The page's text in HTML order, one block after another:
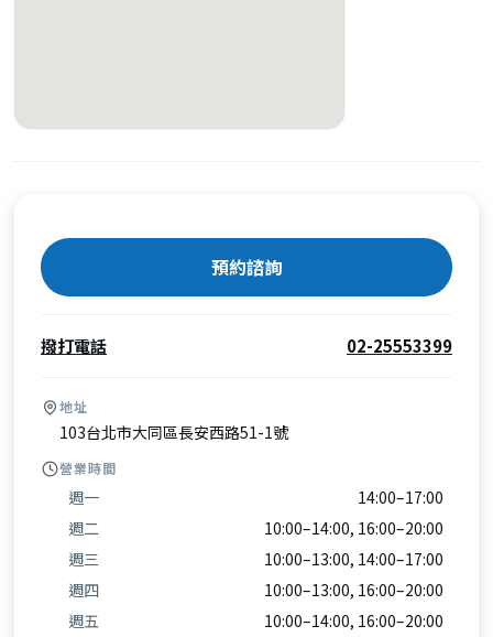
預約諮詢
撥打電話 02-25553399
地址
103台北市大同區長安西路51-1號
營業時間
週一
14:00–17:00
週二
10:00–14:00, 16:00–20:00
週三
10:00–13:00, 14:00–17:00
週四
10:00–13:00, 16:00–20:00
週五
10:00–14:00, 16:00–20:00